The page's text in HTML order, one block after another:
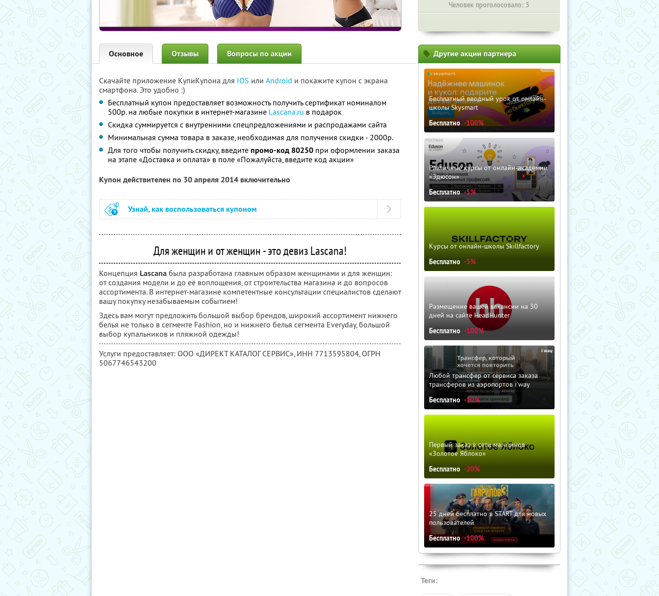
Человек проголосовало: 5
Основное Отзывы Вопросы по акции
Скачайте приложение КупиКупона для IOS или Android и покажите купон с экрана
смартфона. Это удобно :)
Бесплатный купон предоставляет возможность получить сертификат номиналом
500р. на любые покупки в интернет-магазине Lascana.ru в подарок
Скидка суммируется с внутренними спецпредложениями и распродажами сайта
Минимальная сумма товара в заказе, необходимая для получения скидки - 2000р.
Для того чтобы получить скидку, введите промо-код 80250 при оформлении заказа
на этапе «Доставка и оплата» в поле «Пожалуйста, введите код акции»
Купон действителен по 30 апреля 2014 включительно
Узнай, как воспользоваться купоном
Для женщин и от женщин - это девиз Lascana!
Концепция Lascana была разработана главным образом женщинами и для женщин:
от cоздания модели и до её воплощения, от строительства магазина и до вопросов
ассортимента. В интернет-магазине компетентные консультации специалистов сделают
вашу покупку незабываемым событием!
Здесь вам могут предложить большой выбор брендов, широкий ассортимент нижнего
белья не только в сегменте Fashion, но и нижнего белья сегмента Everyday, большой
выбор купальников и пляжной одежды!
Услуги предоставляет: ООО «ДИРЕКТ КАТАЛОГ СЕРВИС», ИНН 7713595804, ОГРН
5067746543200
Другие акции партнера
Бесплатный вводный урок от онлайн-
школы Skysmart
Бесплатно -100%
Различные курсы от онлайн-академии
«Эдюсон»
Бесплатно -5%
Курсы от онлайн-школы Skillfactory
Бесплатно -5%
Размещение вашей вакансии на 30
дней на сайте HeadHunter
Бесплатно -100%
Любой трансфер от сервиса заказа
трансферов из аэропортов i'way
Бесплатно -10%
Первый заказ в сети магазинов
«Золотое Яблоко»
Бесплатно -20%
25 дней бесплатно в START для новых
пользователей
Бесплатно -100%
Теги: